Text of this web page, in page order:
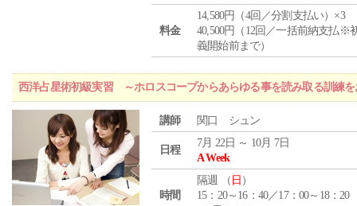
料金
14,580円（4回／分割支払い）×3
40,500円（12回／一括前納支払※
義開始前まで）
西洋占星術初級実習 ～ホロスコープからあらゆる事を読み取る訓練を
講師 関口 シュン
日程
7月 22日 ～ 10月 7日
A Week
時間
隔週 （ 日 ）
15：20～16：40／17：00～18：20